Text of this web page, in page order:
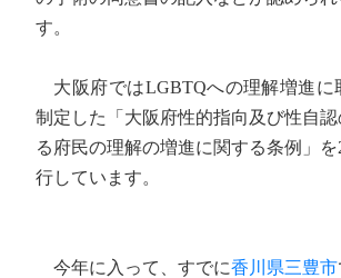
す。
大阪府ではLGBTQへの理解増進に
制定した「大阪府性的指向及び性自
る府民の理解の増進に関する条例」を
行しています。
今年に入って、すでに香川県三豊市